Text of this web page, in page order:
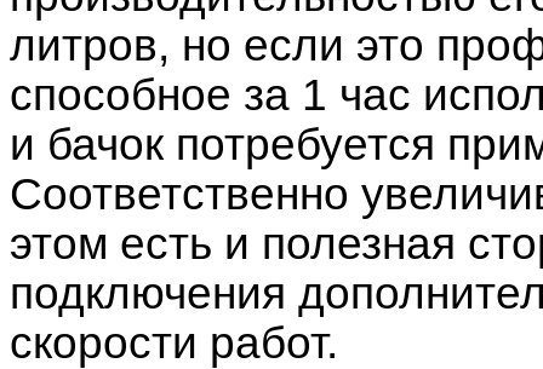
литров, но если это
способное за 1 час
и бачок потребуется
Соответственно
этом есть и полезная
подключения
скорости работ.